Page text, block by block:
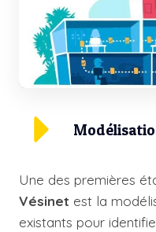
Une des premières
Vésinet est la
existants pour